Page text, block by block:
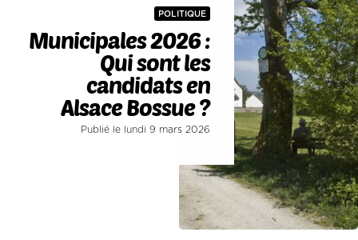
POLITIQUE
Municipales 2026 :
Qui sont les
candidats en
Alsace Bossue ?
Publié le lundi 9 mars 2026